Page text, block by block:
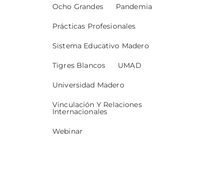
Ocho Grandes Pandemia
Prácticas Profesionales
Sistema Educativo Madero
Tigres Blancos UMAD
Universidad Madero
Vinculación Y Relaciones
Internacionales
Webinar